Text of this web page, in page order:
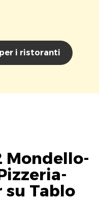
i ristoranti
Mondello-
su Tablo